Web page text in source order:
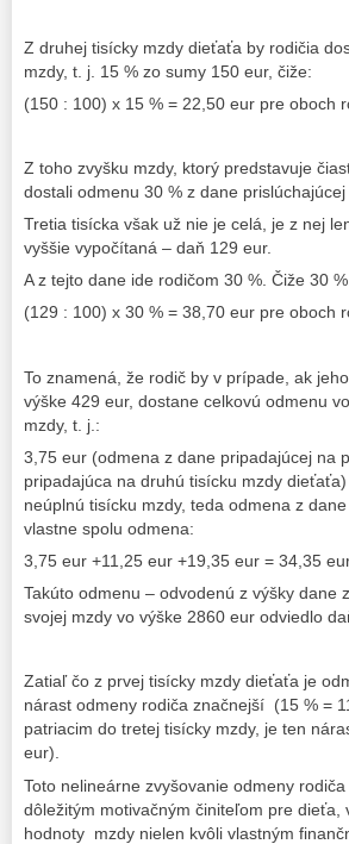
Z druhej tisícky mzdy dieťaťa by rodičia
mzdy, t. j. 15 % zo sumy 150 eur, čiže:
(150 : 100) x 15 % = 22,50 eur pre oboch
Z toho zvyšku mzdy, ktorý predstavuje
dostali odmenu 30 % z dane
Tretia tisícka však už nie je celá, je z nej
vyššie vypočítaná – daň 129 eur.
A z tejto dane ide rodičom 30 %. Čiže 30
(129 : 100) x 30 % = 38,70 eur pre oboch
To znamená, že rodič by v prípade, ak
výške 429 eur, dostane celkovú odmenu
mzdy, t. j.:
3,75 eur (odmena z dane pripadajúcej na
pripadajúca na druhú tisícku mzdy
neúplnú tisícku mzdy, teda odmena z
vlastne spolu odmena:
3,75 eur +11,25 eur +19,35 eur = 34,35
Takúto odmenu – odvodenú z výšky
svojej mzdy vo výške 2860 eur odviedlo
Zatiaľ čo z prvej tisícky mzdy dieťaťa je
nárast odmeny rodiča značnejší (15 % =
patriacim do tretej tisícky mzdy, je ten
eur).
Toto nelineárne zvyšovanie odmeny
dôležitým motivačným činiteľom pre
hodnoty mzdy nielen kvôli vlastným